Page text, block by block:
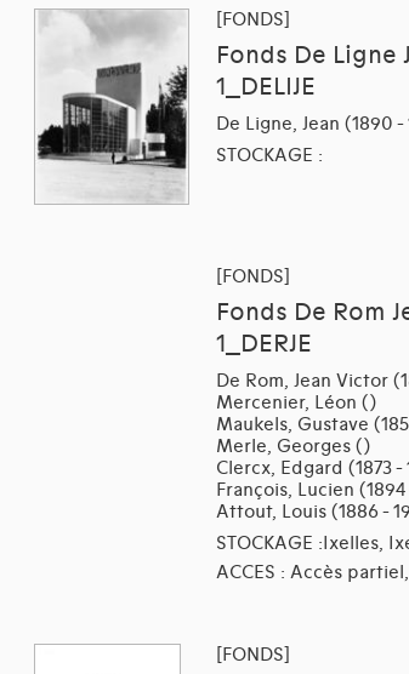
[FONDS]
Fonds De Ligne
1_DELIJE
De Ligne, Jean (1890 -
STOCKAGE :
[FONDS]
Fonds De Rom
1_DERJE
De Rom, Jean Victor
Mercenier, Léon ()
Maukels, Gustave
Merle, Georges ()
Clercx, Edgard (1873 -
François, Lucien (1894
Attout, Louis (1886 -
STOCKAGE :Ixelles,
ACCES : Accès
[FONDS]